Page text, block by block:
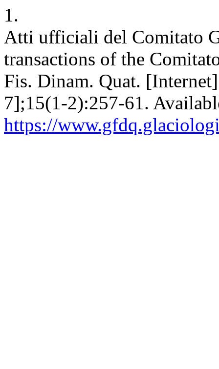
1.
Atti ufficiali del Comitato
transactions of the
Fis. Dinam. Quat.
7];15(1-2):257-61.
https://